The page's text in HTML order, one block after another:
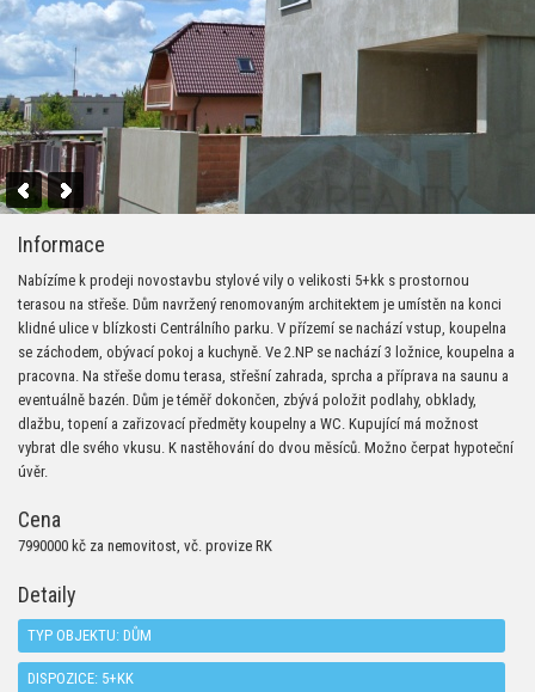
Informace
Nabízíme k prodeji novostavbu stylové vily o velikosti 5+kk s prostornou
terasou na střeše. Dům navržený renomovaným architektem je umístěn na konci
klidné ulice v blízkosti Centrálního parku. V přízemí se nachází vstup, koupelna
se záchodem, obývací pokoj a kuchyně. Ve 2.NP se nachází 3 ložnice, koupelna a
pracovna. Na střeše domu terasa, střešní zahrada, sprcha a příprava na saunu a
eventuálně bazén. Dům je téměř dokončen, zbývá položit podlahy, obklady,
dlažbu, topení a zařizovací předměty koupelny a WC. Kupující má možnost
vybrat dle svého vkusu. K nastěhování do dvou měsíců. Možno čerpat hypoteční
úvěr.
Cena
7990000 kč za nemovitost, vč. provize RK
Detaily
TYP OBJEKTU: DŮM
DISPOZICE: 5+KK